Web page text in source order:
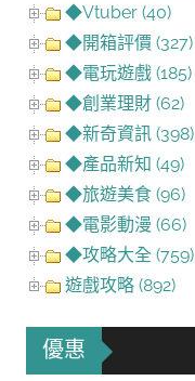
◆Vtuber (40)
◆開箱評價 (327)
◆電玩遊戲 (185)
◆創業理財 (62)
◆新奇資訊 (398)
◆產品新知 (49)
◆旅遊美食 (96)
◆電影動漫 (66)
◆攻略大全 (759)
遊戲攻略 (892)
優惠